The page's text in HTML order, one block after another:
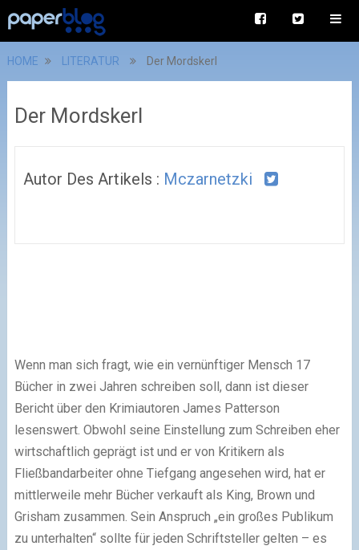
HOME LITERATUR Der Mordskerl
Der Mordskerl
Autor Des Artikels : Mczarnetzki
Wenn man sich fragt, wie ein vernünftiger Mensch 17
Bücher in zwei Jahren schreiben soll, dann ist dieser
Bericht über den Krimiautoren James Patterson
lesenswert. Obwohl seine Einstellung zum Schreiben eher
wirtschaftlich geprägt ist und er von Kritikern als
Fließbandarbeiter ohne Tiefgang angesehen wird, hat er
mittlerweile mehr Bücher verkauft als King, Brown und
Grisham zusammen. Sein Anspruch „ein großes Publikum
zu unterhalten“ sollte für jeden Schriftsteller gelten – es